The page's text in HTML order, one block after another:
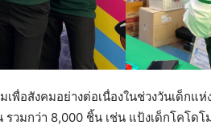
เพื่อสังคมอย่างต่อเนื่องในช่วงวันเด็
วมกว่า 8,000 ชิ้น เช่น แป้งเด็กโคโด